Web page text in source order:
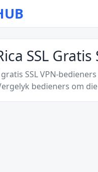
SSL
SSL VPN-
bedieners om